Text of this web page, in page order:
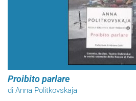
Proibito parlare
di Anna Politkovskaja